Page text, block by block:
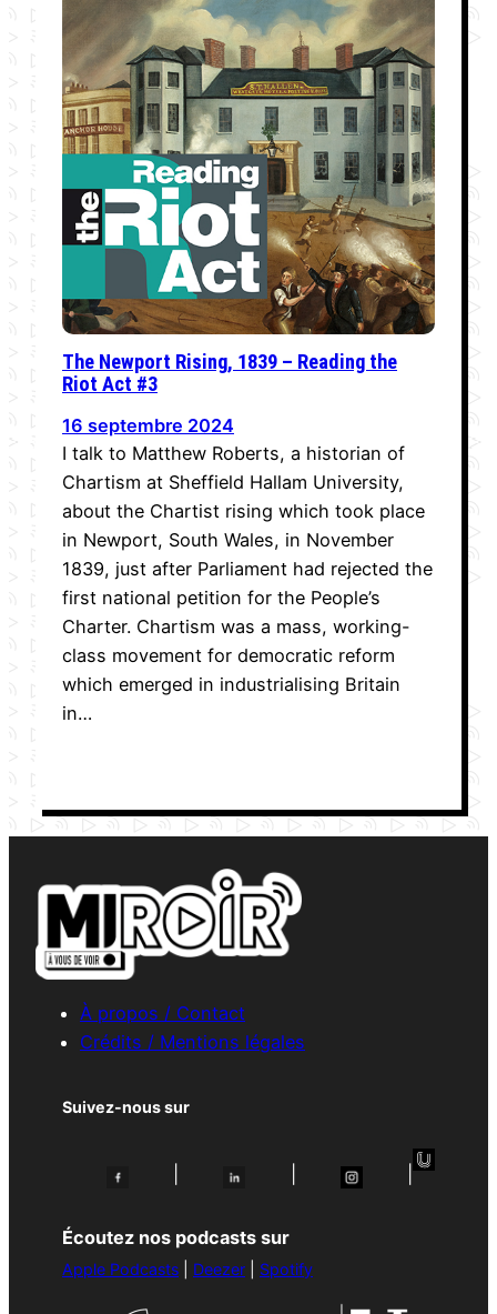
The Newport Rising, 1839 – Reading the
Riot Act #3
16 septembre 2024
I talk to Matthew Roberts, a historian of
Chartism at Sheffield Hallam University,
about the Chartist rising which took place
in Newport, South Wales, in November
1839, just after Parliament had rejected the
first national petition for the People’s
Charter. Chartism was a mass, working-
class movement for democratic reform
which emerged in industrialising Britain
in…
À propos / Contact
Crédits / Mentions légales
Suivez-nous sur
Écoutez nos podcasts sur
Apple Podcasts Deezer Spotify